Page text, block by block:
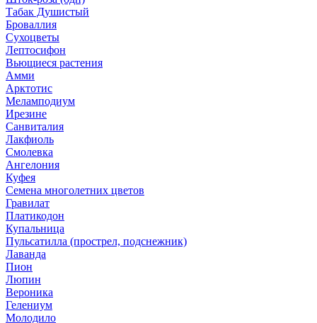
Табак Душистый
Броваллия
Сухоцветы
Лептосифон
Вьющиеся растения
Амми
Арктотис
Меламподиум
Ирезине
Санвиталия
Лакфиоль
Смолевка
Ангелония
Куфея
Семена многолетних цветов
Гравилат
Платикодон
Купальница
Пульсатилла (прострел, подснежник)
Лаванда
Пион
Люпин
Вероника
Гелениум
Молодило